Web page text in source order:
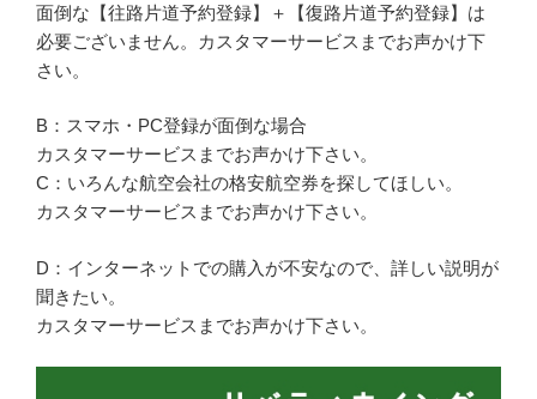
面倒な【往路片道予約登録】＋【復路片道予約登録】は
必要ございません。カスタマーサービスまでお声かけ下
さい。
B：スマホ・PC登録が面倒な場合
カスタマーサービスまでお声かけ下さい。
C：いろんな航空会社の格安航空券を探してほしい。
カスタマーサービスまでお声かけ下さい。
D：インターネットでの購入が不安なので、詳しい説明が
聞きたい。
カスタマーサービスまでお声かけ下さい。